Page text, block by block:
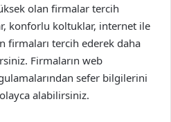
olan firmalar tercih
konforlu koltuklar, internet ile
firmaları tercih ederek daha
Firmaların web
sefer bilgilerini
alabilirsiniz.